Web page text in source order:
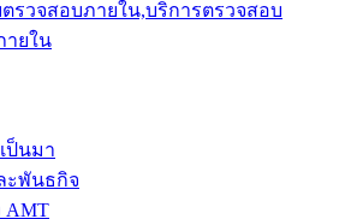
ป็นมา
ะพันธกิจ
AMT